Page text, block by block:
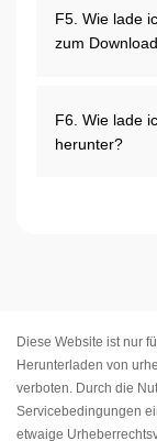
F5. Wie lade
zum
F6. Wie lade
herunter?
Diese Website ist nur
Herunterladen von
verboten. Durch die
Servicebedingungen
etwaige